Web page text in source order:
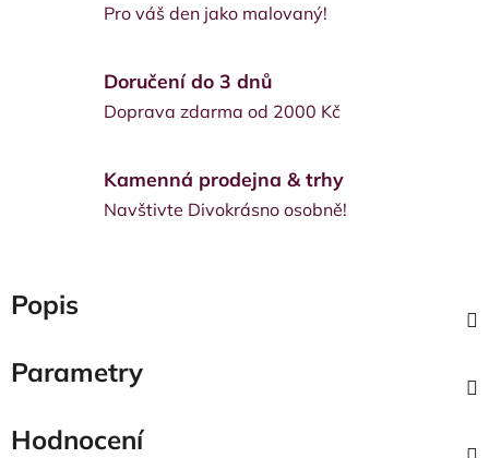
Pro váš den jako malovaný!
Doručení do 3 dnů
Doprava zdarma od 2000 Kč
Kamenná prodejna & trhy
Navštivte Divokrásno osobně!
Popis
Parametry
Hodnocení